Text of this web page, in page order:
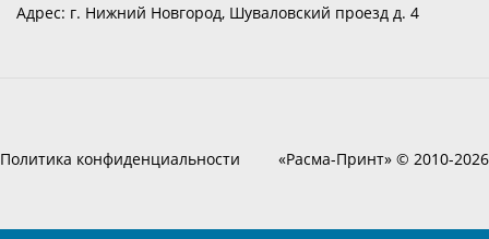
Адрес: г. Нижний Новгород, Шуваловский проезд д. 4
Политика конфиденциальности «Расма-Принт» © 2010-2026